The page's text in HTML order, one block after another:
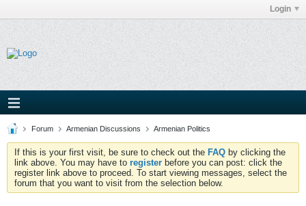
Login
Forum Armenian Discussions Armenian Politics
If this is your first visit, be sure to check out the FAQ by clicking the
link above. You may have to register before you can post: click the
register link above to proceed. To start viewing messages, select the
forum that you want to visit from the selection below.